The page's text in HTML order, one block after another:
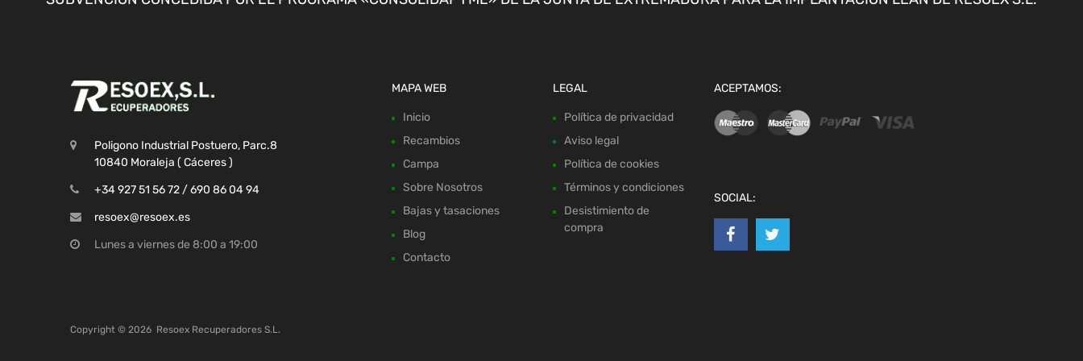
Poligono Industrial Postuero, Parc.8
10840 Moraleja ( Cáceres )
+34 927 51 56 72 / 690 86 04 94
resoex@resoex.es
Lunes a viernes de 8:00 a 19:00
MAPA WEB
Inicio
Recambios
Campa
Sobre Nosotros
Bajas y tasaciones
Blog
Contacto
LEGAL
Política de privacidad
Aviso legal
Política de cookies
Términos y condiciones
Desistimiento de
compra
ACEPTAMOS:
SOCIAL:
Copyright © 2026 Resoex Recuperadores S.L.